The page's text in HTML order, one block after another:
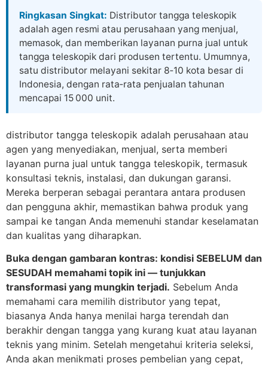
content
Ringkasan Singkat: Distributor tangga teleskopik
adalah agen resmi atau perusahaan yang menjual,
memasok, dan memberikan layanan purna jual untuk
tangga teleskopik dari produsen tertentu. Umumnya,
satu distributor melayani sekitar 8‑10 kota besar di
Indonesia, dengan rata‑rata penjualan tahunan
mencapai 15 000 unit.
distributor tangga teleskopik adalah perusahaan atau
agen yang menyediakan, menjual, serta memberi
layanan purna jual untuk tangga teleskopik, termasuk
konsultasi teknis, instalasi, dan dukungan garansi.
Mereka berperan sebagai perantara antara produsen
dan pengguna akhir, memastikan bahwa produk yang
sampai ke tangan Anda memenuhi standar keselamatan
dan kualitas yang diharapkan.
Buka dengan gambaran kontras: kondisi SEBELUM dan
SESUDAH memahami topik ini — tunjukkan
transformasi yang mungkin terjadi. Sebelum Anda
memahami cara memilih distributor yang tepat,
biasanya Anda hanya menilai harga terendah dan
berakhir dengan tangga yang kurang kuat atau layanan
teknis yang minim. Setelah mengetahui kriteria seleksi,
Anda akan menikmati proses pembelian yang cepat,